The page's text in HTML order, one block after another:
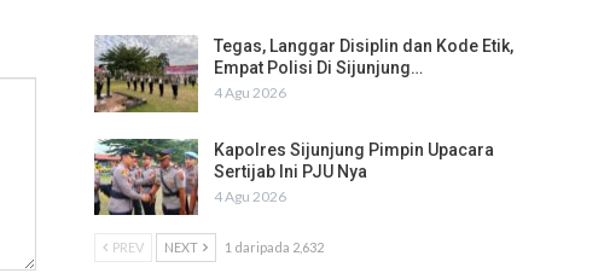
Tegas, Langgar Disiplin dan Kode Etik,
Empat Polisi Di Sijunjung…
4 Agu 2026
Kapolres Sijunjung Pimpin Upacara
Sertijab Ini PJU Nya
4 Agu 2026
PREV NEXT 1 daripada 2,632